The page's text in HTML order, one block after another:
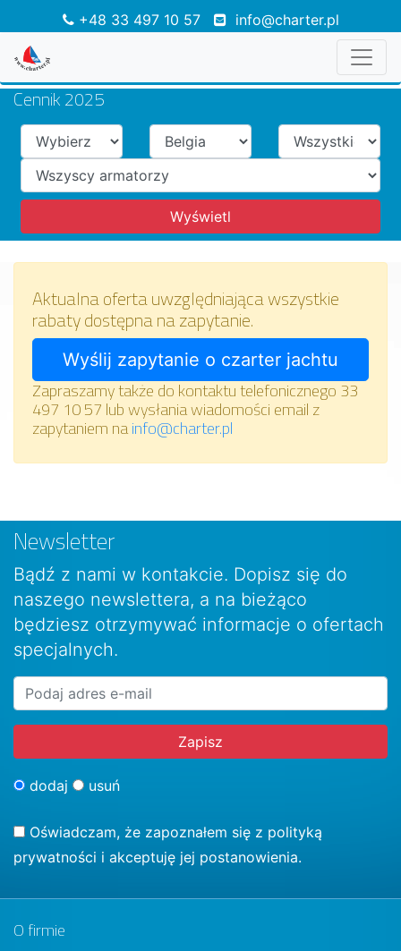
+48 33 497 10 57 info@charter.pl
Cennik 2025
Aktualna oferta uwzględniająca wszystkie
rabaty dostępna na zapytanie.
Zapraszamy także do kontaktu telefonicznego 33
497 10 57 lub wysłania wiadomości email z
zapytaniem nainfo@charter.pl
Newsletter
Bądź z nami w kontakcie. Dopisz się do
naszego newslettera, a na bieżąco
będziesz otrzymywać informacje o ofertach
specjalnych.
dodaj usuń
Oświadczam, że zapoznałem się z polityką
prywatności i akceptuję jej postanowienia.
O firmie